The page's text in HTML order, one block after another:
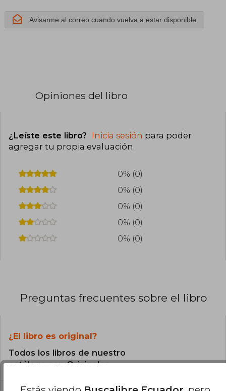
Avisarme al correo cuando vuelva a estar disponible
Opiniones del libro
¿Leíste este libro? Inicia sesión para poder
agregar tu propia evaluación.
0% (0)
0% (0)
0% (0)
0% (0)
0% (0)
Preguntas frecuentes sobre el libro
¿El libro es original?
Todos los libros de nuestro
catálogo son Originales.